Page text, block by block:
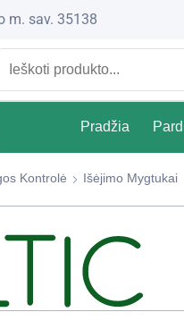
m. sav. 35138
Pradžia
Kontrolė Išėjimo Mygtukai